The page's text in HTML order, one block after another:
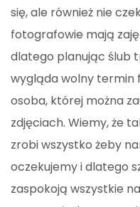
się, ale również nie
fotografowie mają
dlatego planując ślub
wygląda wolny termin
osoba, której można
zdjęciach. Wiemy, że
zrobi wszystko żeby
oczekujemy i dlatego
zaspokoją wszystkie